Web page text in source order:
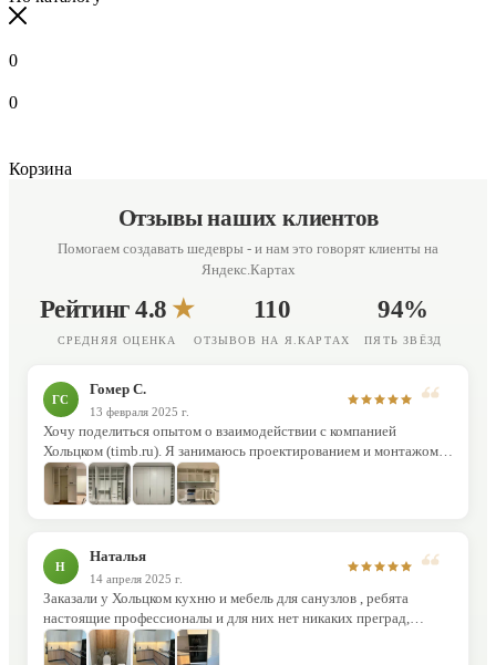
0
0
Корзина
Отзывы наших клиентов
Помогаем создавать шедевры - и нам это говорят клиенты на
Яндекс.Картах
Рейтинг 4.8 ★
СРЕДНЯЯ ОЦЕНКА
110
ОТЗЫВОВ НА Я.КАРТАХ
94%
ПЯТЬ ЗВЁЗД
ГС
Гомер С.
13 февраля 2025 г.
Хочу поделиться опытом о взаимодействии с компанией
Хольцком (timb.ru). Я занимаюсь проектированием и монтажом
корпусной мебели и давно искал себе надежных партнеров
способных качественно выполнить раскрой материала в срок.
Н
Наталья
14 апреля 2025 г.
Заказали у Хольцком кухню и мебель для санузлов , ребята
настоящие профессионалы и для них нет никаких преград,
реализуют любое нестандартное решение так еще и на высшем
уровне. Константин-конструктор -просто боженька, знает свое